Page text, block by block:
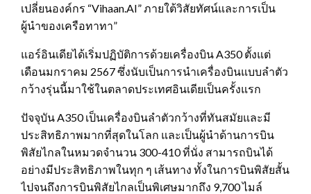
เปลี่ยนองค์กร “Vihaan.AI” ภายใต้วิสัยทัศน์และการเป็น
ผู้นำของเครือทาทา”
แอร์อินเดียได้เริ่มปฏิบัติการด้วยเครื่องบิน A350 ตั้งแต่
เดือนมกราคม 2567 ซึ่งนับเป็นการนำเครื่องบินแบบลำตัว
กว้างรุ่นนี้มาใช้ในตลาดประเทศอินเดียเป็นครั้งแรก
ปัจจุบัน A350 เป็นเครื่องบินลำตัวกว้างที่ทันสมัยและมี
ประสิทธิภาพมากที่สุดในโลก และเป็นผู้นำด้านการบิน
พิสัยไกลในหมวดจำนวน 300-410 ที่นั่ง สามารถบินได้
อย่างมีประสิทธิภาพในทุก ๆ เส้นทาง ทั้งในการบินพิสัยสั้น
ไปจนถึงการบินพิสัยไกลเป็นพิเศษมากถึง 9,700 ไมล์